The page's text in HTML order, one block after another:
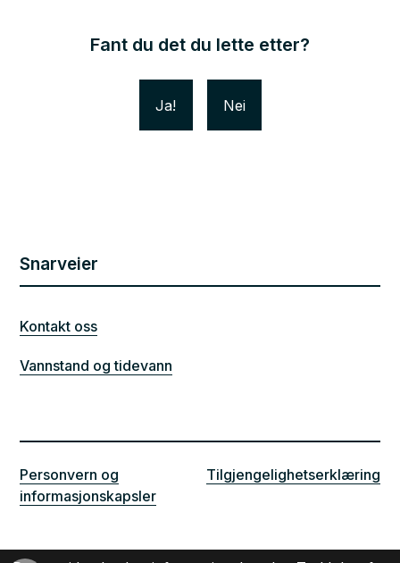
Fant du det du lette etter?
Ja Nei
Snarveier
Kontakt oss
Vannstand og tidevann
Personvern og
informasjonskapsler
Tilgjengelighetserklæring